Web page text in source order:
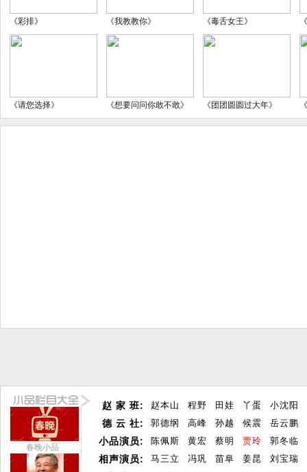
《彩排》 《我教教你》 《毒舌女王》
《请您选择》 《想要问问你敢不敢》 《团团圆圆过大年》
春晚小品
赵 家 班:
德 云 社:
小品演员:
相声演员:
赵本山 程野 田娃 丫蛋
小沈阳
郭德纲
高峰 孙越 候震
岳云鹏
陈佩斯
黄宏 蔡明 贾玲
郭冬临
马三立
冯巩 苗阜 姜昆
刘宝瑞